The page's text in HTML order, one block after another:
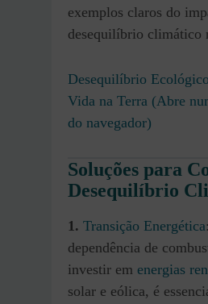
exemplos claros do
desequilíbrio climático
Desequilíbrio
Vida na Terra (Abre
do navegador)
Soluções para
Desequilíbrio
1. Transição Energética
dependência de
investir em energias
solar e eólica, é